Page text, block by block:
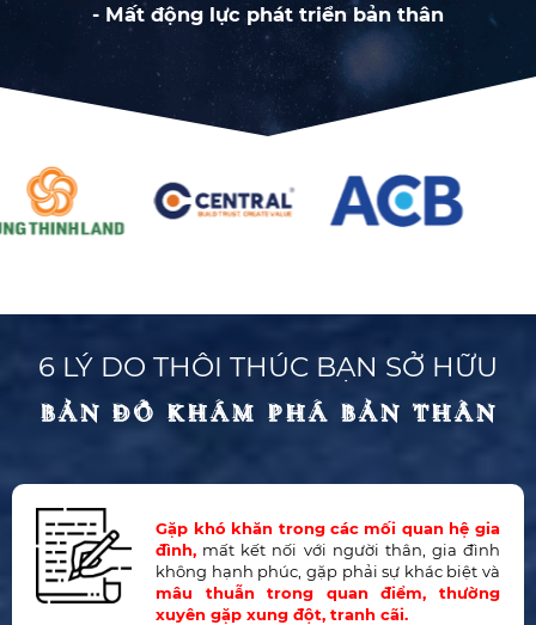
- Mất động lực phát triển bản thân
6 LÝ DO THÔI THÚC BẠN SỞ HỮU
BẢN ĐỒ KHÁM PHÁ BẢN THÂN
BẢN ĐỒ KHÁM PHÁ BẢN THÂN
Gặp khó khăn trong các mối quan hệ gia
đình, mất kết nối với người thân, gia đình
không hạnh phúc, gặp phải sự khác biệt và
mâu thuẫn trong quan điểm, thường
xuyên gặp xung đột, tranh cãi.